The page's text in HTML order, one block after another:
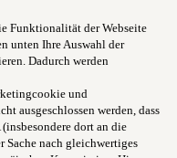
Funktionalität der Webseite
unten Ihre Auswahl der
Dadurch werden
und
ausgeschlossen werden, dass
dort an die
Sache nach gleichwertiges